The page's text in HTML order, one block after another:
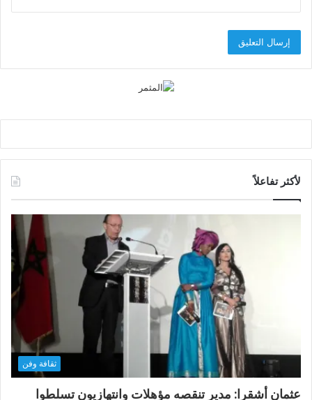
لأكثر تفاعلاً
ثقافة وفن
عثمان أشقرا: مدير تنقصه مؤهلات وانتهازيون تسلطوا